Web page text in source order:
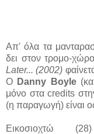
Απ' όλα τα
δει στον τρομο-
Later... (2002)
Ο Danny Boyle
μόνο στα credits
(η παραγωγή) είναι
Εικοσιοχτώ (28)